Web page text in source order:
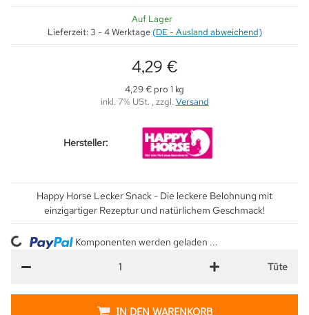
Auf Lager
Lieferzeit:3 - 4 Werktage (DE - Ausland abweichend)
4,29 €
4,29 € pro 1 kg
inkl. 7% USt. , zzgl.Versand
Hersteller:
Happy Horse Lecker Snack - Die leckere Belohnung mit
einzigartiger Rezeptur und natürlichem Geschmack!
Tüte
IN DEN WARENKORB
Komponenten werden geladen ...